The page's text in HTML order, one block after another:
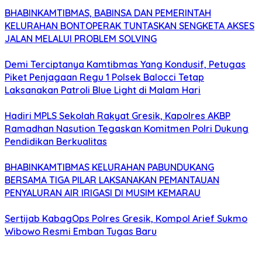
BHABINKAMTIBMAS, BABINSA DAN PEMERINTAH
KELURAHAN BONTOPERAK TUNTASKAN SENGKETA AKSES
JALAN MELALUI PROBLEM SOLVING
Demi Terciptanya Kamtibmas Yang Kondusif, Petugas
Piket Penjagaan Regu 1 Polsek Balocci Tetap
Laksanakan Patroli Blue Light di Malam Hari
Hadiri MPLS Sekolah Rakyat Gresik, Kapolres AKBP
Ramadhan Nasution Tegaskan Komitmen Polri Dukung
Pendidikan Berkualitas
BHABINKAMTIBMAS KELURAHAN PABUNDUKANG
BERSAMA TIGA PILAR LAKSANAKAN PEMANTAUAN
PENYALURAN AIR IRIGASI DI MUSIM KEMARAU
Sertijab KabagOps Polres Gresik, Kompol Arief Sukmo
Wibowo Resmi Emban Tugas Baru